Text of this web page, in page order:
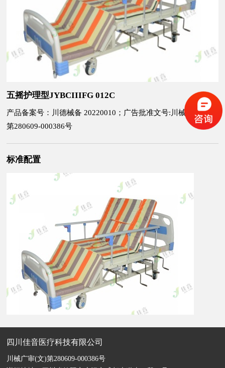
五摇护理型JYBCIIIFG 012C
产品备案号：川德械备 20220010；广告批准文号:川械广审(文)
第280609-000386号
标准配置
四川佳音医疗科技有限公司
川械广审(文)第280609-000386号